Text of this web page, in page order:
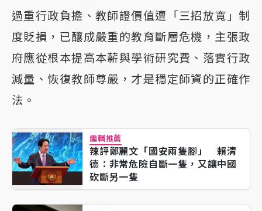
過重行政負擔、教師證價值遭「三招放寬」制
度貶損，已釀成嚴重的教育斷層危機，主張政
府應從根本提高本薪與學術研究費、落實行政
減量、恢復教師尊嚴，才是穩定師資的正確作
法。
編輯推薦
辣評鄭麗文「國安兩隻腳」 賴清
德：非常危險自斷一隻，又讓中國
砍斷另一隻